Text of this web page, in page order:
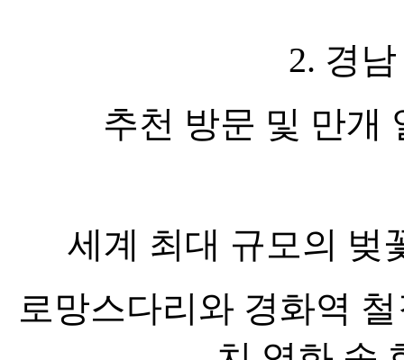
2. 경
추천 방문 및 만개
세계 최대 규모의 벚
로망스다리와 경화역